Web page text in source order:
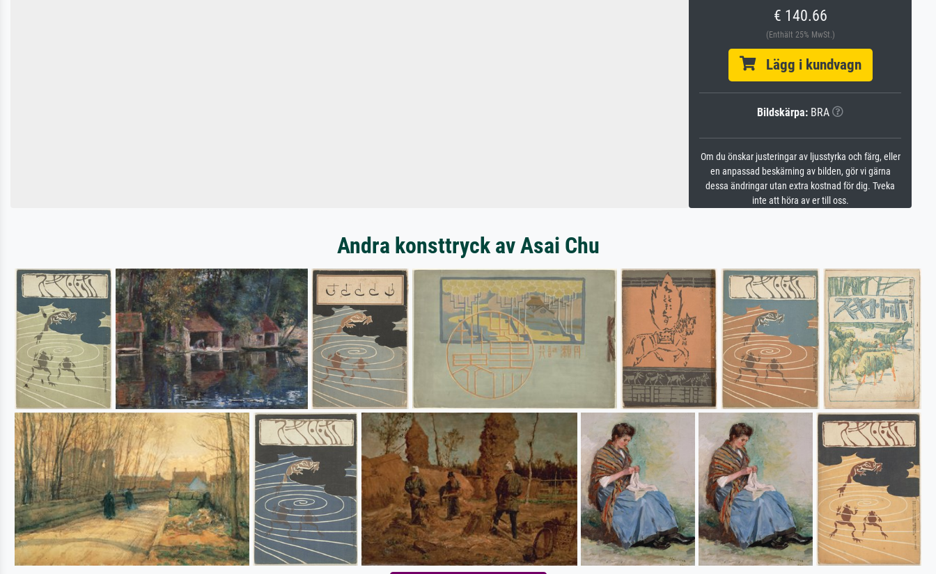
€ 140.66
(Enthält 25% MwSt.)
Lägg i kundvagn
Bildskärpa: BRA
Om du önskar justeringar av ljusstyrka och färg, eller
en anpassad beskärning av bilden, gör vi gärna
dessa ändringar utan extra kostnad för dig. Tveka
inte att höra av er till oss.
Andra konsttryck av Asai Chu